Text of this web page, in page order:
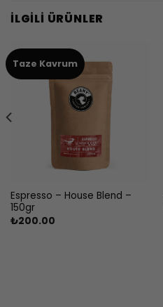
İLGILI ÜRÜNLER
Taze Kavrum
Espresso – House Blend –
150gr
₺200.00